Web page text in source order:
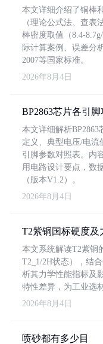
本文详细介绍了铜棒
（理论公式法、查表
棒密度取值（8.4-
际计算案例、误差分
2007等国家标准。
2026年8月4日
BP2863芯片各引
本文详细解析
定义、典型电压/电流
引脚参数对照表。内
用电路设计要点，数
（版本V1.2）。
2026年8月4日
T2紫铜国标硬度及
本文系统解读T2紫铜
T2_1/2H状态），结
析其力学性能指标及
特性差异，为工业选
2026年8月4日
喷砂都有多少目